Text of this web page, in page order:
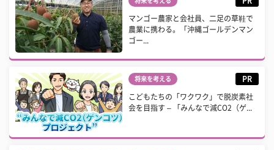
マンゴー農家と会社員、二足の草鞋で
農業に携わる。「沖縄ゴールデンマン
ゴー...
将来を考える PR
こどもたちの「ワクワク」で脱炭素社
会を目指す – 「みんなで減CO2（ゲ...